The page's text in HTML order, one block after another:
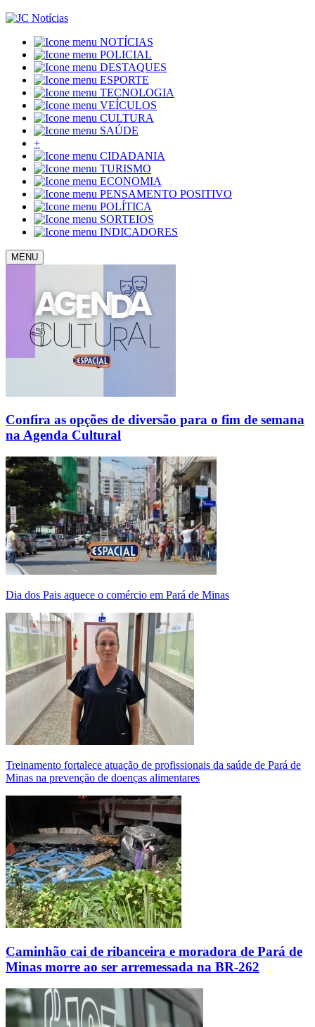
NOTÍCIAS
POLICIAL
DESTAQUES
ESPORTE
TECNOLOGIA
VEÍCULOS
CULTURA
SAÚDE
+
CIDADANIA
TURISMO
ECONOMIA
PENSAMENTO POSITIVO
POLÍTICA
SORTEIOS
INDICADORES
MENU
Confira as opções de diversão para o fim de semana
na Agenda Cultural
Dia dos Pais aquece o comércio em Pará de Minas
Treinamento fortalece atuação de profissionais da saúde de Pará de
Minas na prevenção de doenças alimentares
Caminhão cai de ribanceira e moradora de Pará de
Minas morre ao ser arremessada na BR-262